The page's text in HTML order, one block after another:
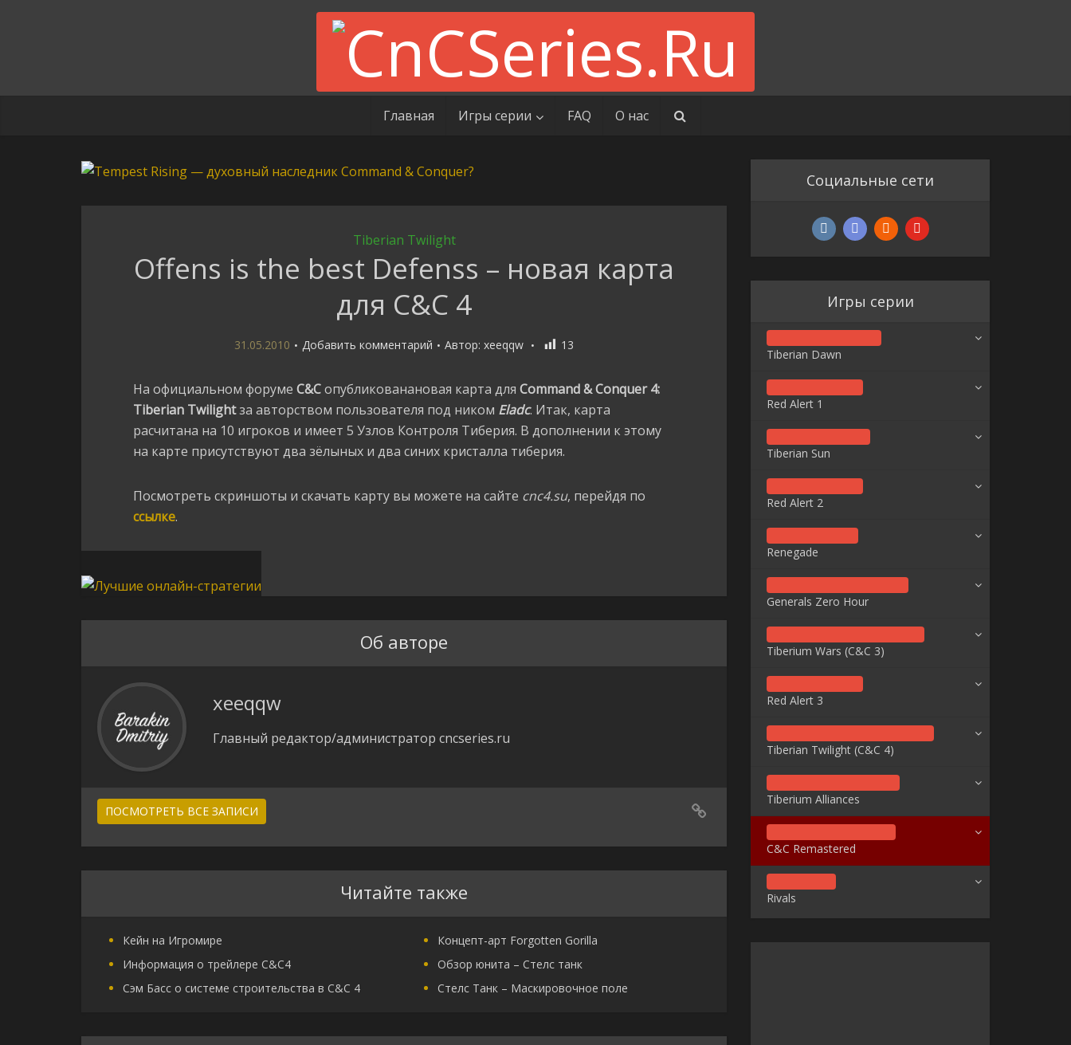
Главная Игры серии FAQ О нас
Tiberian Twilight
Offens is the best Defenss – новая карта
для С&С 4
31.05.2010 Добавить комментарий Автор: xeeqqw 13
На официальном форуме C&Cопубликованановая карта для Command & Conquer 4:
Tiberian Twilightза авторством пользователя под ником Eladc. Итак, карта
расчитана на 10 игроков и имеет 5 Узлов Контроля Тиберия. В дополнении к этому
на карте присутствуют два зёлыных и два синих кристалла тиберия.
Посмотреть скриншоты и скачать карту вы можете на сайте cnc4.su, перейдя по
ссылке.
Об авторе
xeeqqw
Главный редактор/администратор cncseries.ru
ПОСМОТРЕТЬ ВСЕ ЗАПИСИ
Читайте также
Кейн на Игромире
Концепт-арт Forgotten Gorilla
Информация о трейлере C&C4
Обзор юнита – Стелс танк
Сэм Басс о системе строительства в C&C 4
Стелс Танк – Маскировочное поле
Социальные сети
Игры серии
Tiberian Dawn
Red Alert 1
Tiberian Sun
Red Alert 2
Renegade
Generals Zero Hour
Tiberium Wars (C&C 3)
Red Alert 3
Tiberian Twilight (C&C 4)
Tiberium Alliances
C&C Remastered
Rivals